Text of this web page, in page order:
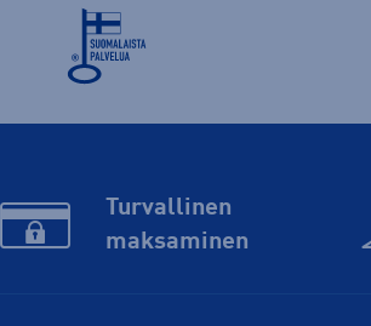
Turvallinen
maksaminen